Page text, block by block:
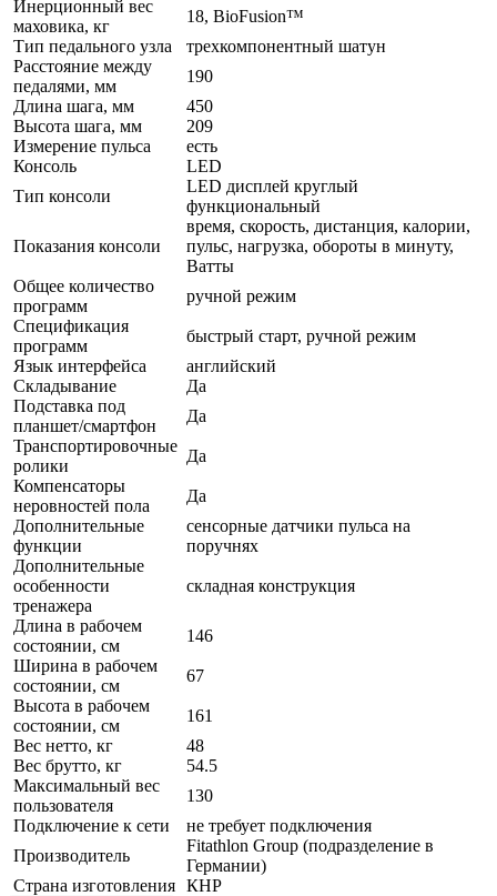
Инерционный вес
маховика, кг
18, BioFusion™
Тип педального узла
трехкомпонентный шатун
Расстояние между
педалями, мм
190
Длина шага, мм
450
Высота шага, мм
209
Измерение пульса
есть
Консоль
LED
Тип консоли
LED дисплей круглый
функциональный
Показания консоли
время, скорость, дистанция, калории,
пульс, нагрузка, обороты в минуту,
Ватты
Общее количество
программ
ручной режим
Спецификация
программ
быстрый старт, ручной режим
Язык интерфейса
английский
Складывание
Да
Подставка под
планшет/смартфон
Да
Транспортировочные
ролики
Да
Компенсаторы
неровностей пола
Да
Дополнительные
функции
сенсорные датчики пульса на
поручнях
Дополнительные
особенности
тренажера
складная конструкция
Длина в рабочем
состоянии, см
146
Ширина в рабочем
состоянии, см
67
Высота в рабочем
состоянии, см
161
Вес нетто, кг
48
Вес брутто, кг
54.5
Максимальный вес
пользователя
130
Подключение к сети
не требует подключения
Производитель
Fitathlon Group (подразделение в
Германии)
Страна изготовления КНР